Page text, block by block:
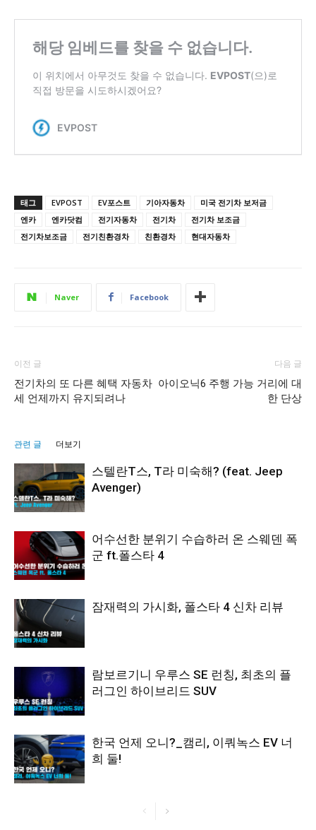
태그 EVPOST EV포스트 기아자동차
미국 전기차 보저금
엔카
엔카닷컴 전기자동차 전기차
전기차 보조금
전기차보조금
전기친환경차 친환경차 현대자동차
Naver Facebook
이전 글
전기차의 또 다른 혜택 자동차
세 언제까지 유지되려나
다음 글
아이오닉6 주행 가능 거리에 대
한 단상
관련 글 더보기
스텔란T스, T라 미숙해? (feat. Jeep
Avenger)
어수선한 분위기 수습하러 온 스웨덴 폭
군 ft.폴스타 4
잠재력의 가시화, 폴스타 4 신차 리뷰
람보르기니 우루스 SE 런칭, 최초의 플
러그인 하이브리드 SUV
한국 언제 오니?_캠리, 이쿼녹스 EV 너
희 둘!